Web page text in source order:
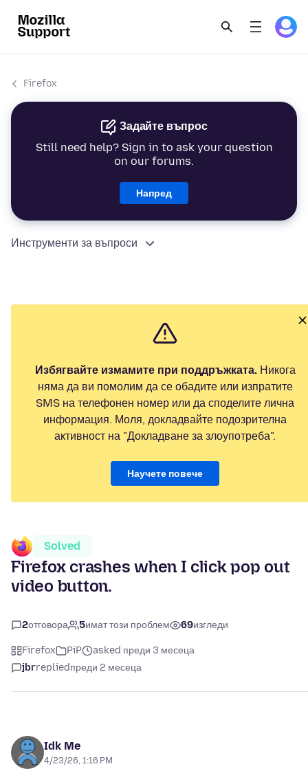
Firefox
Задайте въпрос
Still need help? Sign in to ask your question
on our forums.
Напред
Инструменти за въпроси
Избягвайте измамите при поддръжката.Никога
няма да ви помолим да се обадите или изпратите
SMS на телефонен номер или да споделите лична
информация. Моля, докладвайте подозрителна
активност на "Докладване за злоупотреба".
Научете повече
Solved
Firefox crashes when I click pop out
video button.
2отговора 5имат този проблем 69изгледи
Firefox PiP
asked преди 3 месеца
jbrrepliedпреди 2 месеца
Idk Me
4/23/26, 1:16 PM